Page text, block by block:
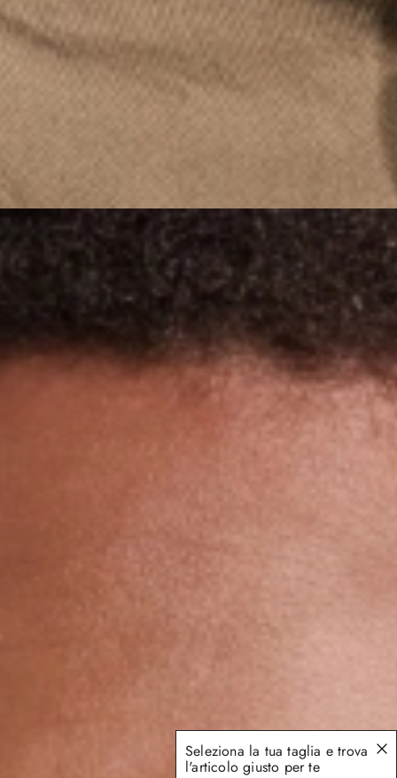
Seleziona la tua taglia e trova
l'articolo giusto per te